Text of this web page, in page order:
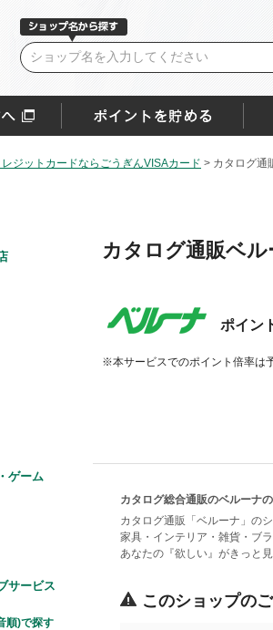
ジットカードならごうぎんVISAカード > カタログ通
ゲーム
サービス
順)で探す
カタログ通販ベル
ポイン
※本サービスでのポイント倍率は
カタログ総合通販のベルーナ
カタログ通販「ベルーナ」の
家具・インテリア・雑貨・ブ
あなたの『欲しい』がきっと見
このショップの